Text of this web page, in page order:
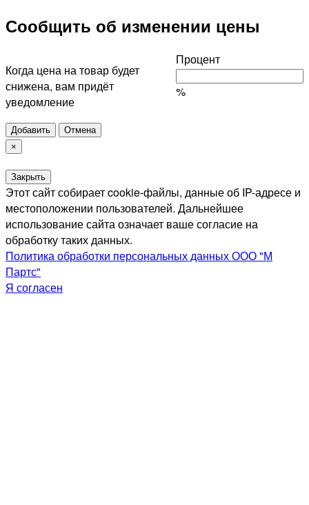
Сообщить об изменении цены
Когда цена на товар будет
снижена, вам придёт
уведомление
Процент
%
Добавить
Отмена
×
Закрыть
Этот сайт собирает cookie-файлы, данные об IP-адресе и
местоположении пользователей. Дальнейшее
использование сайта означает ваше согласие на
обработку таких данных.
Политика обработки персональных данных ООО "М
Партс"
Я согласен